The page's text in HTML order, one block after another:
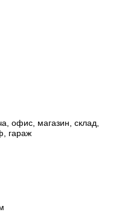
офис, магазин, склад,
гараж